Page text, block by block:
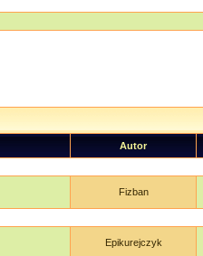
Autor
Fizban
Epikurejczyk